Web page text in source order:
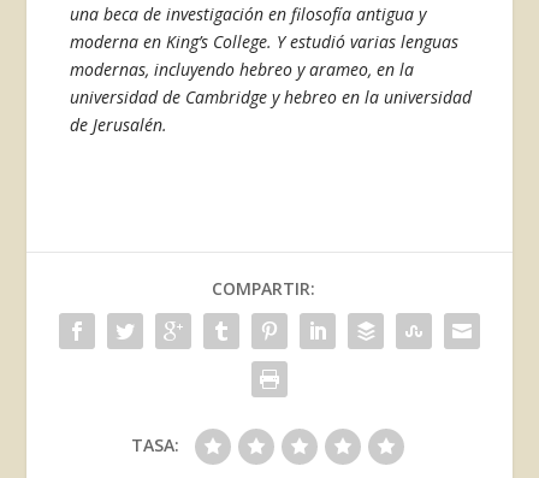
una beca de investigación en filosofía antigua y
moderna en King’s College. Y estudió varias lenguas
modernas, incluyendo hebreo y arameo, en la
universidad de Cambridge y hebreo en la universidad
de Jerusalén.
COMPARTIR:
TASA: